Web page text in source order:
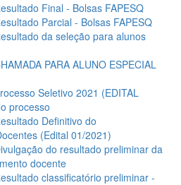
Final - Bolsas FAPESQ
Parcial - Bolsas FAPESQ
da seleção para alunos
PARA ALUNO ESPECIAL
Seletivo 2021 (EDITAL
processo
Definitivo do
(Edital 01/2021)
do resultado preliminar da
docente
classificatório preliminar -